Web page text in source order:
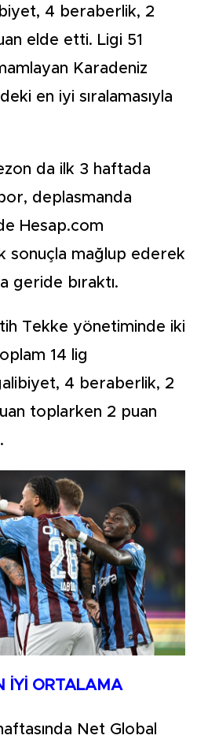
4 beraberlik, 2
elde etti. Ligi 51
Karadeniz
en iyi sıralamasıyla
da ilk 3 haftada
deplasmanda
Hesap.com
sonuçla mağlup ederek
geride bıraktı.
Tekke yönetiminde iki
14 lig
4 beraberlik, 2
toplarken 2 puan
İYİ ORTALAMA
Net Global